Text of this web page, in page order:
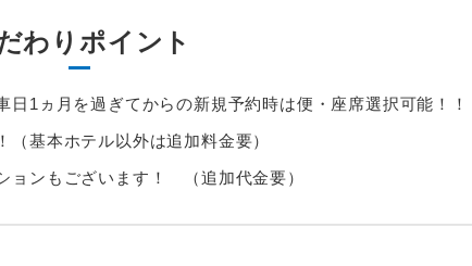
わりポイント
1ヵ月を過ぎてからの新規予約時は便・座席選択可能！！
基本ホテル以外は追加料金要）
ンもございます！ （追加代金要）